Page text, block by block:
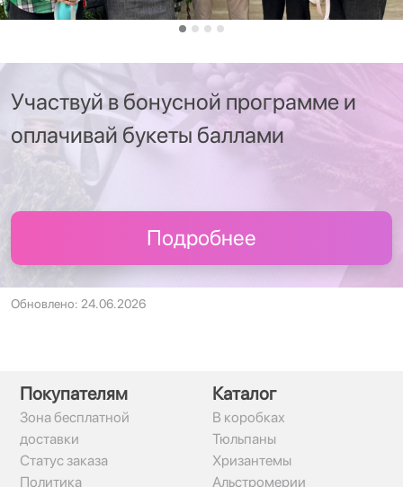
Участвуй в бонусной программе и
оплачивай букеты баллами
Подробнее
Обновлено: 24.06.2026
Покупателям
Зона бесплатной
доставки
Статус заказа
Политика
Каталог
В коробках
Тюльпаны
Хризантемы
Альстромерии